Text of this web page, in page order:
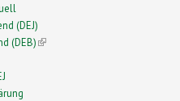
(DEJ)
(DEB)(link is external)